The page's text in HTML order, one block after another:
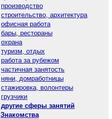
производство
строительство, архитектура
офисная работа
бары, рестораны
охрана
туризм, отдых
работа за рубежом
частичная занятость
няни, домработницы
стажировка, волонтеры
грузчики
другие сферы занятий
Знакомства